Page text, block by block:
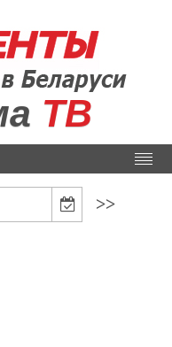
ТВ
>>